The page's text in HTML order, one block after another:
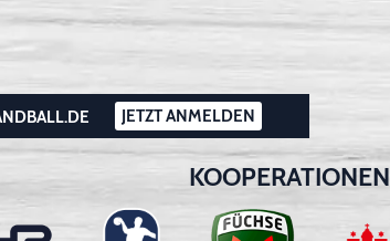
JETZT ANMELDEN
KOOPERATIONEN